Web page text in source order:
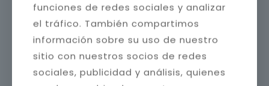
funciones de redes sociales y analizar
el tráfico. También compartimos
información sobre su uso de nuestro
sitio con nuestros socios de redes
sociales, publicidad y análisis, quienes